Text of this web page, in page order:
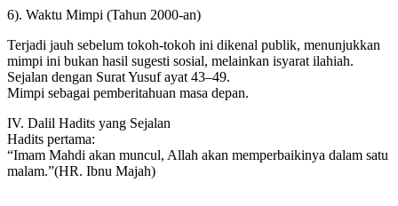
6). Waktu Mimpi (Tahun 2000-an)
Terjadi jauh sebelum tokoh-tokoh ini dikenal publik, menunjukkan
mimpi ini bukan hasil sugesti sosial, melainkan isyarat ilahiah.
Sejalan dengan Surat Yusuf ayat 43–49.
Mimpi sebagai pemberitahuan masa depan.
IV. Dalil Hadits yang Sejalan
Hadits pertama:
“Imam Mahdi akan muncul, Allah akan memperbaikinya dalam satu
malam.”(HR. Ibnu Majah)